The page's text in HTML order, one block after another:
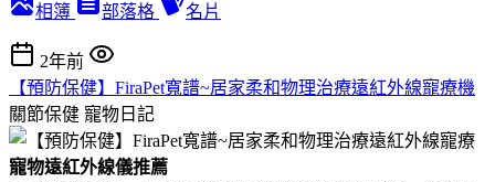
相簿 部落格 名片
2年前
【預防保健】FiraPet寬譜~居家柔和物理治療遠紅外線寵療機
關節保健 寵物日記
寵物遠紅外線儀推薦